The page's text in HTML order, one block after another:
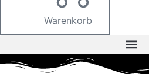
Warenkorb